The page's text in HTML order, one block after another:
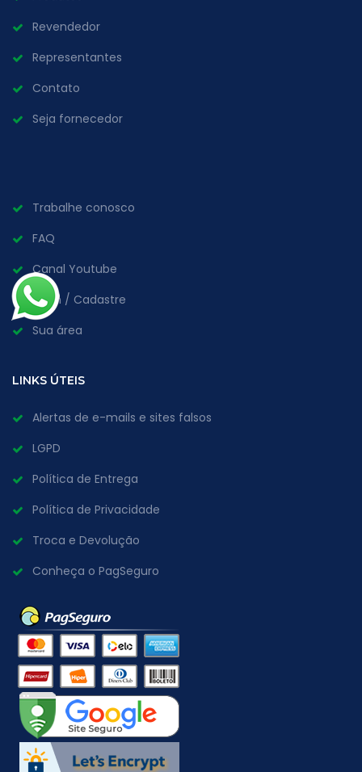
Revendedor
Representantes
Contato
Seja fornecedor
Trabalhe conosco
FAQ
Canal Youtube
Login / Cadastre
Sua área
LINKS ÚTEIS
Alertas de e-mails e sites falsos
LGPD
Política de Entrega
Política de Privacidade
Troca e Devolução
Conheça o PagSeguro